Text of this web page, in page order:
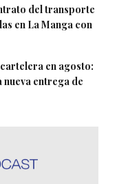
del transporte
en La Manga con
en agosto:
nueva entrega de